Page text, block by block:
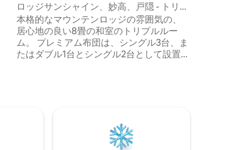
ロッジサンシャイン、妙高、戸隠 - トリプ
ルルーム
本格的なマウンテンロッジの雰囲気の、
居心地の良い8畳の和室のトリプルルー
ム。 プレミアム布団は、シングル3台、ま
たはダブル1台とシングル2台として設置可
たっぷりの朝食 - 新しくリノベーションさ
れたトイレとシャワールームのある専用